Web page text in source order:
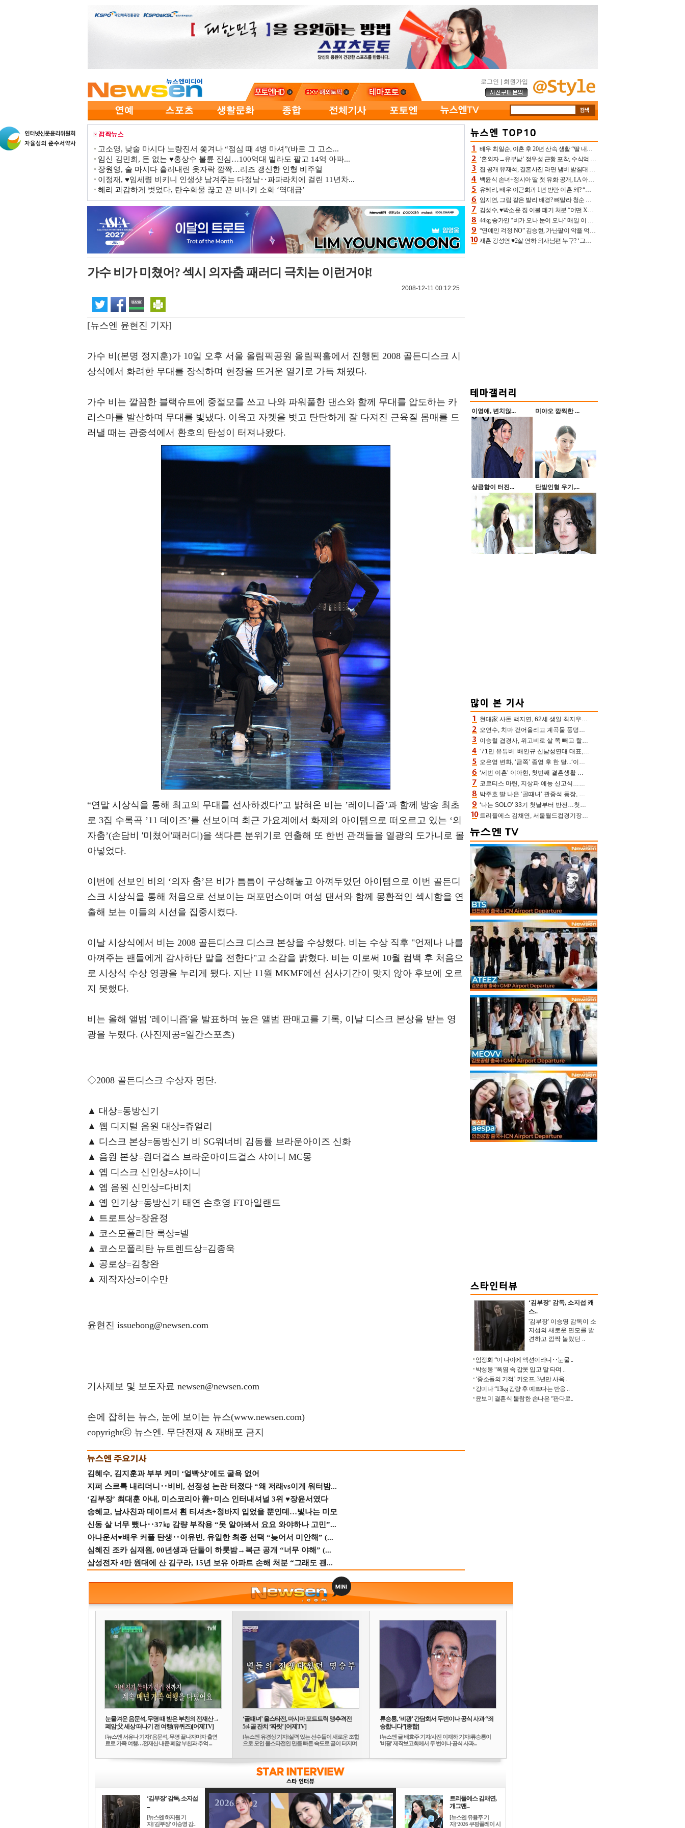
로그인 회원가입
고소영, 낮술 마시다 노량진서 쫓겨나 “점심 때 4병 마셔”(바로 그 고소...
임신 김민희, 돈 없는 ♥홍상수 불륜 진심…100억대 빌라도 팔고 14억 아파...
장원영, 술 마시다 흘러내린 옷자락 깜짝…리즈 갱신한 인형 비주얼
이정재, ♥임세령 비키니 인생샷 남겨주는 다정남‥파파라치에 걸린 11년차...
혜리 과감하게 벗었다, 탄수화물 끊고 끈 비니키 소화 ‘역대급’
가수 비가 미쳤어? 섹시 의자춤 패러디 극치는 이런거야!
2008-12-11 00:12:25
[뉴스엔 윤현진 기자]
가수 비(본명 정지훈)가 10일 오후 서울 올림픽공원 올림픽홀에서 진행된 2008 골든디스크 시
상식에서 화려한 무대를 장식하며 현장을 뜨거운 열기로 가득 채웠다.
가수 비는 깔끔한 블랙슈트에 중절모를 쓰고 나와 파워풀한 댄스와 함께 무대를 압도하는 카
리스마를 발산하며 무대를 빛냈다. 이윽고 자켓을 벗고 탄탄하게 잘 다져진 근육질 몸매를 드
러낼 때는 관중석에서 환호의 탄성이 터져나왔다.
“연말 시상식을 통해 최고의 무대를 선사하겠다”고 밝혀온 비는 ’레이니즘’과 함께 방송 최초
로 3집 수록곡 ’11 데이즈’를 선보이며 최근 가요계에서 화제의 아이템으로 떠오르고 있는 ‘의
자춤’(손담비 '미쳤어'패러디)을 색다른 분위기로 연출해 또 한번 관객들을 열광의 도가니로 몰
아넣었다.
이번에 선보인 비의 ‘의자 춤’은 비가 틈틈이 구상해놓고 아껴두었던 아이템으로 이번 골든디
스크 시상식을 통해 처음으로 선보이는 퍼포먼스이며 여성 댄서와 함께 몽환적인 섹시함을 연
출해 보는 이들의 시선을 집중시켰다.
이날 시상식에서 비는 2008 골든디스크 디스크 본상을 수상했다. 비는 수상 직후 "언제나 나를
아껴주는 팬들에게 감사하단 말을 전한다"고 소감을 밝혔다. 비는 이로써 10월 컴백 후 처음으
로 시상식 수상 영광을 누리게 됐다. 지난 11월 MKMF에선 심사기간이 맞지 않아 후보에 오르
지 못했다.
비는 올해 앨범 '레이니즘'을 발표하며 높은 앨범 판매고를 기록, 이날 디스크 본상을 받는 영
광을 누렸다. (사진제공=일간스포츠)
◇2008 골든디스크 수상자 명단.
▲ 대상=동방신기
▲ 웹 디지털 음원 대상=쥬얼리
▲ 디스크 본상=동방신기 비 SG워너비 김동률 브라운아이즈 신화
▲ 음원 본상=원더걸스 브라운아이드걸스 샤이니 MC몽
▲ 옙 디스크 신인상=샤이니
▲ 옙 음원 신인상=다비치
▲ 옙 인기상=동방신기 태연 손호영 FT아일랜드
▲ 트로트상=장윤정
▲ 코스모폴리탄 록상=넬
▲ 코스모폴리탄 뉴트렌드상=김종욱
▲ 공로상=김창완
▲ 제작자상=이수만
윤현진 issuebong@newsen.com
기사제보 및 보도자료 newsen@newsen.com
손에 잡히는 뉴스, 눈에 보이는 뉴스(www.newsen.com)
copyrightⓒ 뉴스엔. 무단전재 & 재배포 금지
김혜수, 김지훈과 부부 케미 ‘얼빡샷’에도 굴욕 없어
지퍼 스르륵 내리더니‥비비, 선정성 논란 터졌다 “왜 저래vs이게 워터밤...
‘김부장’ 최대훈 아내, 미스코리아 善+미스 인터내셔널 3위 ♥장윤서였다
송혜교, 남사친과 데이트서 흰 티셔츠+청바지 입었을 뿐인데…빛나는 미모
신동 살 너무 뺐나‥37㎏ 감량 부작용 “못 알아봐서 요요 와야하나 고민”...
아나운서♥배우 커플 탄생‥이유빈, 유일한 최종 선택 “늦어서 미안해” (...
심혜진 조카 심재원, 00년생과 단둘이 하룻밤→복근 공개 “너무 야해” (...
삼성전자 4만 원대에 산 김구라, 15년 보유 아파트 손해 처분 “그래도 괜...
배우 최일순, 이혼 후 20년 산속 생활 “딸 내가 버렸다고 원망‥맘 아파”(특종)[어제TV]
‘혼외자→유부남’ 정우성 근황 포착, 수식억 해킹 피해 후배 만났다 “존경하는”
집 공개 유재석, 결혼사진 라면 냄비 받침대 되고 분노‥가족사진도 피해(놀뭐)[어제TV]
백윤식 손녀+정시아 딸 첫 유화 공개, LA 아트쇼→서울국제조각페스타 작가다운 수준급 실력
유혜리, 배우 이근희과 1년 반만 이혼 왜? “식칼 꽂고 의자 던져” 충격 폭로(특종)[어제TV]
임지연, 그림 같은 발리 배경? 뼈말라 청순 비키니 핏에 상대 안 되네
김성수, ♥박소윤 집 이불 폐기 처분 “어떤 X이랑 썼을지 몰라” 질투(신랑수업2)[어제TV]
44kg 송가인 “비가 오나 눈이 오나” 매일 이 운동, 허벅지 근육량 상승+체지방 감소
“연예인 걱정 NO” 김승현, 가난팔이 악플 억울할만‥아내+딸과 日 여행
재혼 강성연 ♥2살 연하 의사남편 누구? ‘그알’ 자문의에 훈남 비주얼 초엘리트 스펙 [종합]
이영애, 변치않... 미야오 깜찍한 ...
상큼함이 터진... 단발인형 우기,...
현대家 사돈 백지연, 62세 생일 최지우와 “올해도 함께” 이영애 신애라도 축하
오연수, 치마 걷어올리고 계곡물 풍덩‥무더위 잊은 제주 휴가
이승철 겹경사, 위고비로 살 쪽 빼고 할아버지 된다‥마음으로 낳은 딸 임신 자랑(유퀴즈)
‘71만 유튜버’ 배인규 신남성연대 대표, 오늘(5일) 숨진 채 발견…향년 36세
오은영 변화, ‘금쪽’ 종영 후 한 달...‘이것’ 끊고 살 뺀 모습 포착 “날씬하다!”
‘세번 이혼’ 이아현, 첫번째 결혼생활 떠올리며 눈물 “첫 남편에 미안해”(새롭게하소서)
코르티스 마틴, 지상파 예능 신고식…저작권 지분 분배 방식까지 공개(라스)
박주호 딸 나은 ‘골때녀’ 관중석 등장, 김민재 복제인간 보고 혼란 [결정적장면]
‘나는 SOLO’ 33기 첫날부터 반전…첫인상 0표 영호, 호감남 급부상
트리플에스 김채연, 서울월드컵경기장에 뜬 맨시티 여신 [포토엔HD]
‘김부장’ 감독, 소지섭 캐
스..
'김부장' 이승영 감독이 소
지섭의 새로운 면모를 발
견하고 깜짝 놀랐던 ..
엄정화 “이 나이에 액션이라니‥눈물 ..
박성웅 “폭염 속 갑옷 입고 말 타며 ..
‘중소돌의 기적’ 키오프, 3년만 사옥..
강미나 “13kg 감량 후 예쁘다는 반응 ..
윤보미 결혼식 불참한 손나은 “판다로..
눈물겨운 음문석, 무명 때 받은 부친의 전재산→
폐암 父 세상 떠나기 전 여행(유퀴즈)[어제TV]
[뉴스엔 서유나 기자]'음문석, 무명 끝나자마자 출연
료로 가족 여행…전재산 내준 폐암 부친과 추억 ...
‘골때녀’ 올스타전, 마시마 포트트릭 맹추격전
5:4 골 잔치 ‘짜릿’ [어제TV]
[뉴스엔 유경상 기자]실력 있는 선수들이 새로운 조합
으로 모인 올스타전인 만큼 빠른 속도로 골이 터지며
류승룡, ‘비광’ 간담회서 두번이나 공식 사과 “죄
송합니다”[종합]
[뉴스엔 글 배효주 기자/사진 이재하 기자]류승룡이
'비광' 제작보고회에서 두 번이나 공식 사과...
‘김부장’ 감독, 소지섭
...
[뉴스엔 하지원 기
자]'김부장' 이승영 감..
트리플에스 김채연,
개그맨...
[뉴스엔 유용주 기
자]‘2026 쿠팡플레이 시